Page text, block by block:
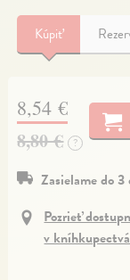
Kúpiť
8,54 €
8,80 € ?
Zasielame do 3
Pozrieť
v